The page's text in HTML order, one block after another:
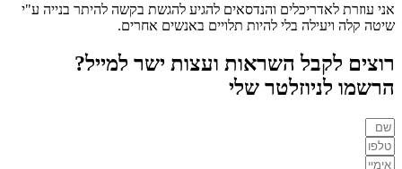
אני עוזרת לאדריכלים והנדסאים להגיע להגשת בקשה להיתר בנייה ע"י
שיטה קלה ויעילה בלי להיות תלויים באנשים אחרים.
רוצים לקבל השראות ועצות ישר למייל?
הרשמו לניוזלטר שלי